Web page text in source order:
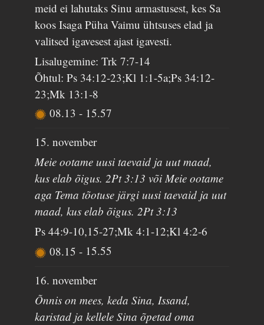
meid ei lahutaks Sinu armastusest, kes Sa
koos Isaga Püha Vaimu ühtsuses elad ja
valitsed igavesest ajast igavesti.
Lisalugemine: Trk 7:7-14
Õhtul: Ps 34:12-23;Kl 1:1-5a;Ps 34:12-
23;Mk 13:1-8
08.13- 15.57
15. november
Meie ootame uusi taevaid ja uut maad,
kus elab õigus. 2Pt 3:13 või Meie ootame
aga Tema tõotuse järgi uusi taevaid ja uut
maad, kus elab õigus. 2Pt 3:13
Ps 44:9-10,15-27;Mk 4:1-12;Kl 4:2-6
08.15- 15.55
16. november
Õnnis on mees, keda Sina, Issand,
karistad ja kellele Sina õpetad oma